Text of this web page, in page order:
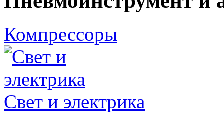
Компрессоры
Свет и электрика